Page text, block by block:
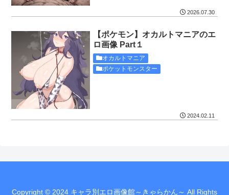
2026.07.30
【ポケモン】オカルトマニアのエ
ロ画像 Part１
オカルトマニア
ポケットモンスター
2024.02.11
Copyright © 2024 キャラ別エロ画像館～きゃらかん～ All Rights